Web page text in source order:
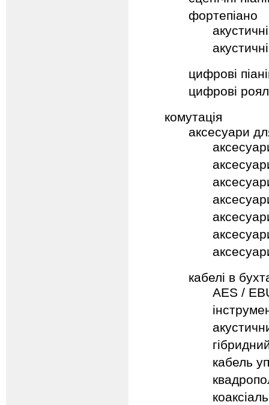
фортепіано
цифрові
цифрові
комутація
аксесуари
кабелі в
AES /
кабель